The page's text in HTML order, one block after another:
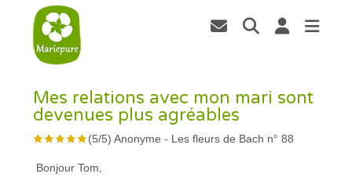
Mes relations avec mon mari sont
devenues plus agréables
(5/5)Anonyme - Les fleurs de Bach n° 88
Bonjour Tom,